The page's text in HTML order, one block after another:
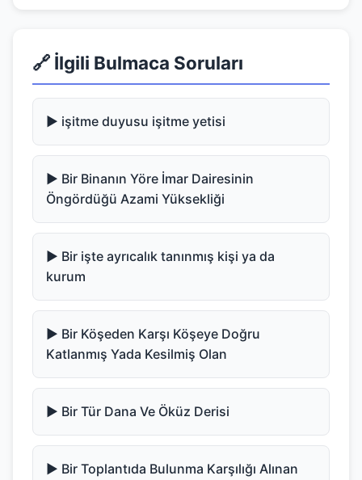
🔗 İlgili Bulmaca Soruları
▶️ işitme duyusu işitme yetisi
▶️ Bir Binanın Yöre İmar Dairesinin
Öngördüğü Azami Yüksekliği
▶️ Bir işte ayrıcalık tanınmış kişi ya da
kurum
▶️ Bir Köşeden Karşı Köşeye Doğru
Katlanmış Yada Kesilmiş Olan
▶️ Bir Tür Dana Ve Öküz Derisi
▶️ Bir Toplantıda Bulunma Karşılığı Alınan